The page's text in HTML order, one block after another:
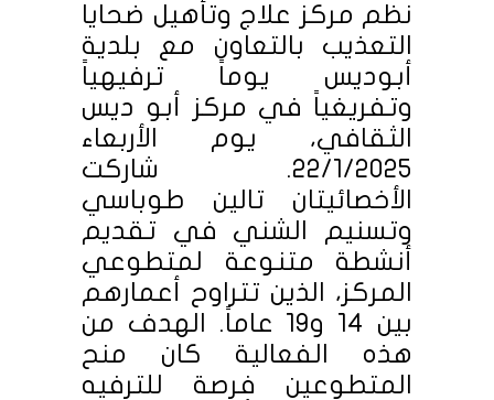
نظم مركز علاج وتأهيل ضحايا
التعذيب بالتعاون مع بلدية
أبوديس يوماً ترفيهياً
وتفريغياً في مركز أبو ديس
الثقافي، يوم الأربعاء
22/1/2025. شاركت
الأخصائيتان تالين طوباسي
وتسنيم الشني في تقديم
أنشطة متنوعة لمتطوعي
المركز، الذين تتراوح أعمارهم
بين 14 و19 عاماً. الهدف من
هذه الفعالية كان منح
المتطوعين فرصة للترفيه